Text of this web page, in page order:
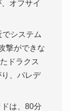
オフサイ
システム
撃ができな
ドラクス
、パレデ
は、80分